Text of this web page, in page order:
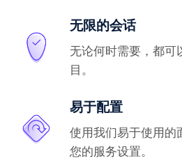
无限的会话
无论何时需要，都可
目。
易于配置
使用我们易于使用的
您的服务设置。